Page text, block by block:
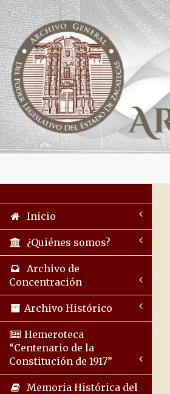
Inicio
¿Quiénes somos?
Archivo de
Concentración
Archivo Histórico
Hemeroteca
“Centenario de la
Constitución de 1917”
Memoria Histórica del